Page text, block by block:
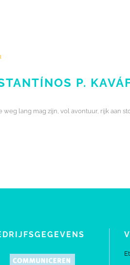
P.
lang mag zijn, vol avontuur, rijk aan